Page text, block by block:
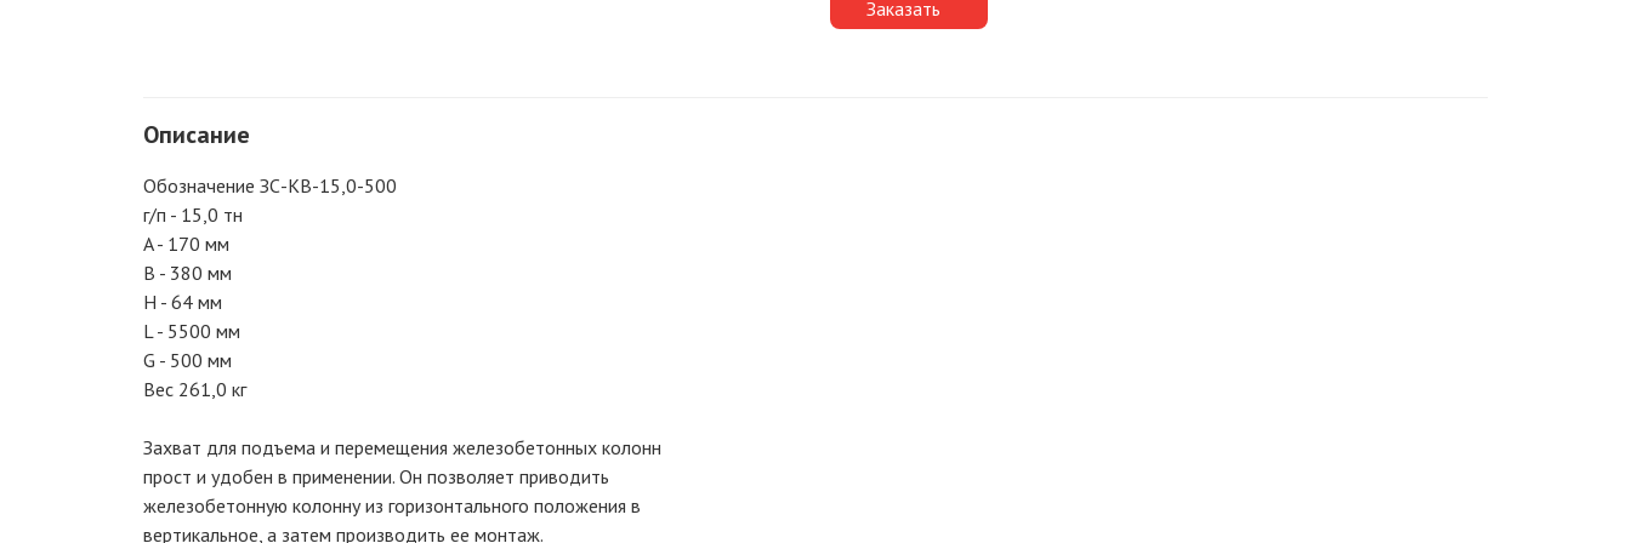
Заказать
Описание
Обозначение ЗС-КВ-15,0-500
г/п - 15,0 тн
A - 170 мм
B - 380 мм
H - 64 мм
L - 5500 мм
G - 500 мм
Вес 261,0 кг
Захват для подъема и перемещения железобетонных колонн
прост и удобен в применении. Он позволяет приводить
железобетонную колонну из горизонтального положения в
вертикальное, а затем производить ее монтаж.